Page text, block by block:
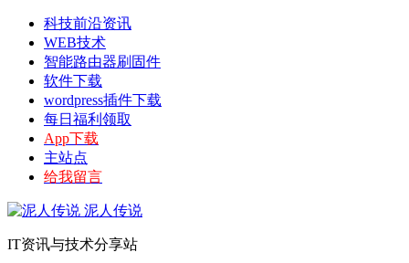
科技前沿资讯
WEB技术
智能路由器刷固件
软件下载
wordpress插件下载
每日福利领取
App下载
主站点
给我留言
泥人传说
IT资讯与技术分享站